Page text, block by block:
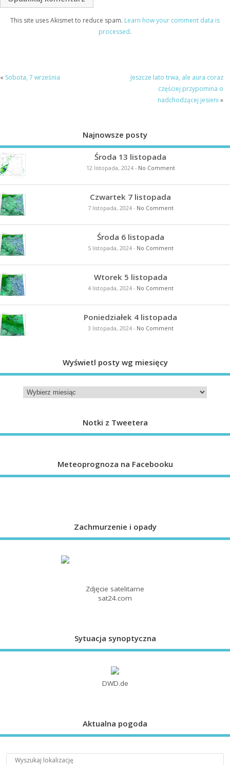
This site uses Akismet to reduce spam. Learn how your comment data is
processed.
« Sobota, 7 września
Jeszcze lato trwa, ale aura coraz
częściej przypomina o
nadchodzącej jesieni »
Najnowsze posty
Środa 13 listopada
12 listopada, 2024- No Comment
Czwartek 7 listopada
7 listopada, 2024- No Comment
Środa 6 listopada
5 listopada, 2024- No Comment
Wtorek 5 listopada
4 listopada, 2024- No Comment
Poniedziałek 4 listopada
3 listopada, 2024- No Comment
Wyświetl posty wg miesięcy
Notki z Tweetera
Meteoprognoza na Facebooku
Zachmurzenie i opady
Zdjęcie satelitarne
sat24.com
Sytuacja synoptyczna
DWD.de
Aktualna pogoda